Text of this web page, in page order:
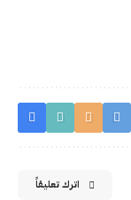
اترك تعليقاً